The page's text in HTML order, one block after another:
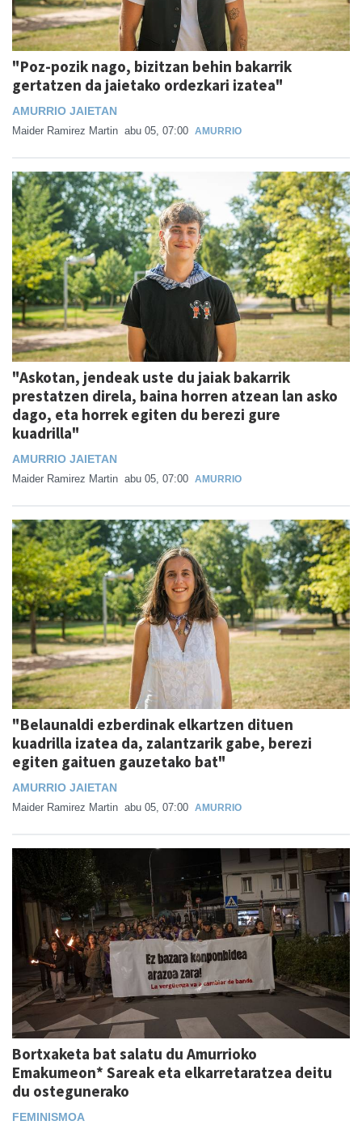
"Poz-pozik nago, bizitzan behin bakarrik
gertatzen da jaietako ordezkari izatea"
AMURRIO JAIETAN
Maider Ramirez Martin abu 05, 07:00 AMURRIO
"Askotan, jendeak uste du jaiak bakarrik
prestatzen direla, baina horren atzean lan asko
dago, eta horrek egiten du berezi gure
kuadrilla"
AMURRIO JAIETAN
Maider Ramirez Martin abu 05, 07:00 AMURRIO
"Belaunaldi ezberdinak elkartzen dituen
kuadrilla izatea da, zalantzarik gabe, berezi
egiten gaituen gauzetako bat"
AMURRIO JAIETAN
Maider Ramirez Martin abu 05, 07:00 AMURRIO
Bortxaketa bat salatu du Amurrioko
Emakumeon* Sareak eta elkarretaratzea deitu
du ostegunerako
FEMINISMOA